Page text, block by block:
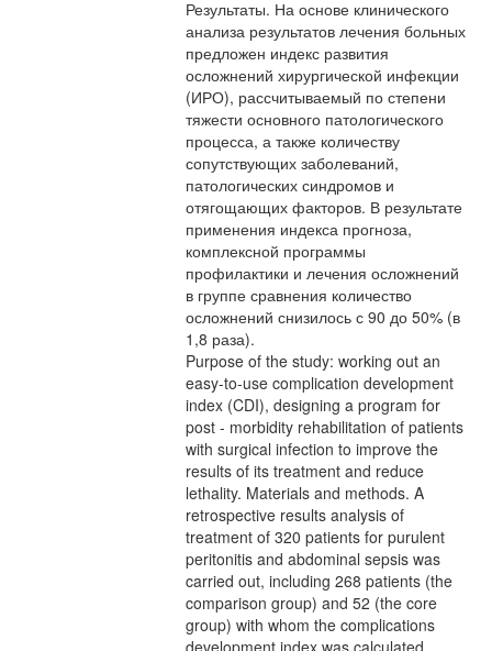
Результаты. На основе клинического
анализа результатов лечения больных
предложен индекс развития
осложнений хирургической инфекции
(ИРО), рассчитываемый по степени
тяжести основного патологического
процесса, а также количеству
сопутствующих заболеваний,
патологических синдромов и
отягощающих факторов. В результате
применения индекса прогноза,
комплексной программы
профилактики и лечения осложнений
в группе сравнения количество
осложнений снизилось с 90 до 50% (в
1,8 раза).
Purpose of the study: working out an
easy-to-use complication development
index (CDI), designing a program for
post - morbidity rehabilitation of patients
with surgical infection to improve the
results of its treatment and reduce
lethality. Materials and methods. A
retrospective results analysis of
treatment of 320 patients for purulent
peritonitis and abdominal sepsis was
carried out, including 268 patients (the
comparison group) and 52 (the core
group) with whom the complications
development index was calculated.